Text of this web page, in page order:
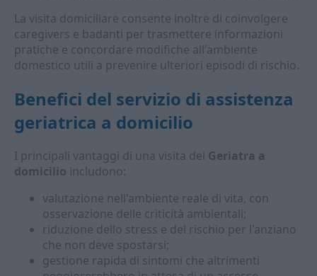
La visita domiciliare consente inoltre di coinvolgere
caregivers e badanti per trasmettere informazioni
pratiche e concordare modifiche all'ambiente
domestico utili a prevenire ulteriori episodi di rischio.
Benefici del servizio di assistenza
geriatrica a domicilio
I principali vantaggi di una visita del Geriatra a
domicilio includono:
valutazione nell'ambiente reale di vita, con
osservazione delle criticità ambientali;
riduzione dello stress e del rischio per l'anziano
che non deve spostarsi;
gestione rapida di sintomi che altrimenti